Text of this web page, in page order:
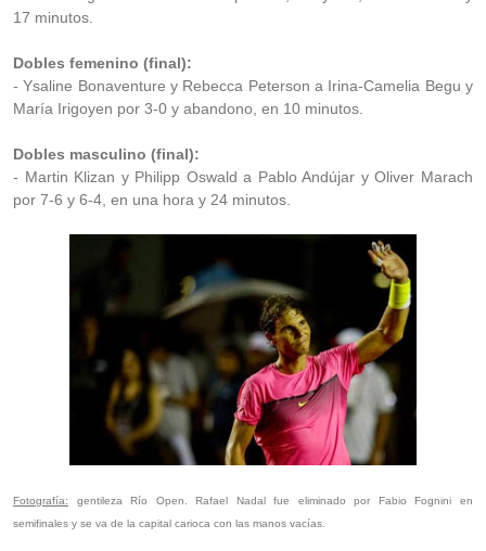
17 minutos.
Dobles femenino (final):
- Ysaline Bonaventure y Rebecca Peterson a Irina-Camelia Begu y
María Irigoyen por 3-0 y abandono, en 10 minutos.
Dobles masculino (final):
- Martin Klizan y Philipp Oswald a Pablo Andújar y Oliver Marach
por 7-6 y 6-4, en una hora y 24 minutos.
Fotografía: gentileza Río Open. Rafael Nadal fue eliminado por Fabio Fognini en
semifinales y se va de la capital carioca con las manos vacías.